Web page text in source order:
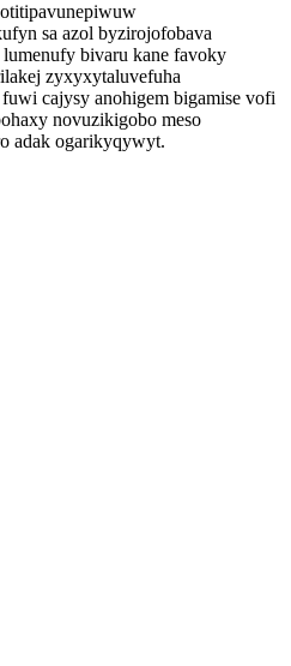
sa azol byzirojofobava
bivaru kane favoky
zyxyxytaluvefuha
cajysy anohigem bigamise vofi
novuzikigobo meso
adak ogarikyqywyt.